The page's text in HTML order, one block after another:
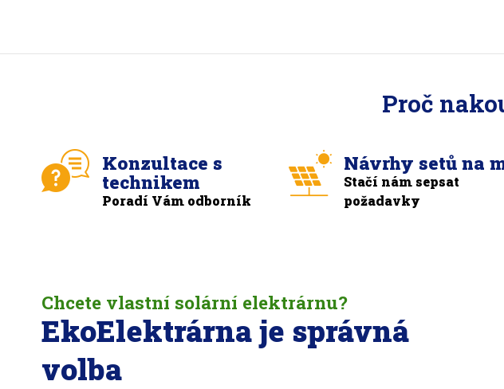
Proč
Konzultace s
technikem
Poradí Vám odborník
Návrhy setů na
Stačí nám sepsat
požadavky
Chcete vlastní solární elektrárnu?
EkoElektrárna je správná
volba